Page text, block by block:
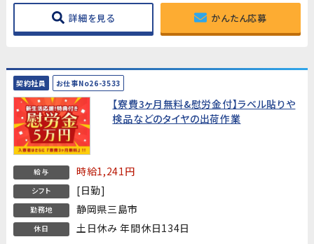
詳細を見る かんたん応募
契約社員 お仕事No26-3533
【寮費3ヶ月無料&慰労金付】ラベル貼りや
検品などのタイヤの出荷作業
給与 時給1,241円
シフト [日勤]
勤務地 静岡県三島市
休日 土日休み 年間休日134日